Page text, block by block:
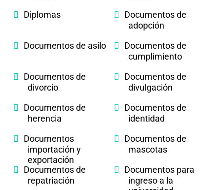
Diplomas
Documentos de
adopción
Documentos de asilo
Documentos de
cumplimiento
Documentos de
divorcio
Documentos de
divulgación
Documentos de
herencia
Documentos de
identidad
Documentos
importación y
exportación
Documentos de
mascotas
Documentos de
repatriación
Documentos para
ingreso a la